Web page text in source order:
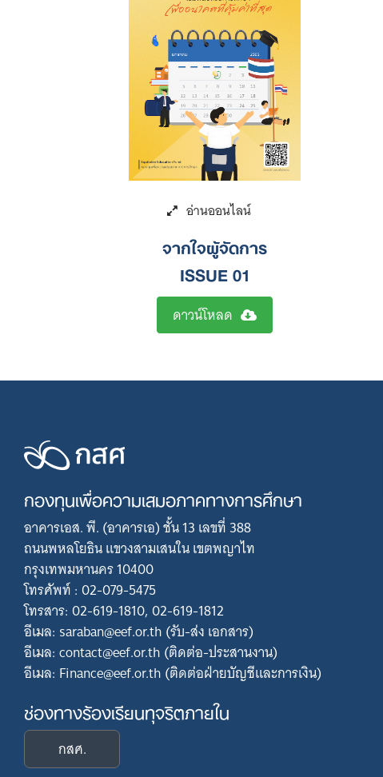
จากใจผู้จัดการ
ISSUE 01
ดาวน์โหลด
กองทุนเพื่อความเสมอภาคทางการศึกษา
อาคารเอส. พี. (อาคารเอ) ชั้น 13 เลขที่ 388
ถนนพหลโยธิน แขวงสามเสนใน เขตพญาไท
กรุงเทพมหานคร 10400
โทรศัพท์ : 02-079-5475
โทรสาร: 02-619-1810, 02-619-1812
อีเมล: saraban@eef.or.th (รับ-ส่ง เอกสาร)
อีเมล: contact@eef.or.th (ติดต่อ-ประสานงาน)
อีเมล: Finance@eef.or.th (ติดต่อฝ่ายบัญชีและการเงิน)
ช่องทางร้องเรียนทุจริตภายใน
กสศ.